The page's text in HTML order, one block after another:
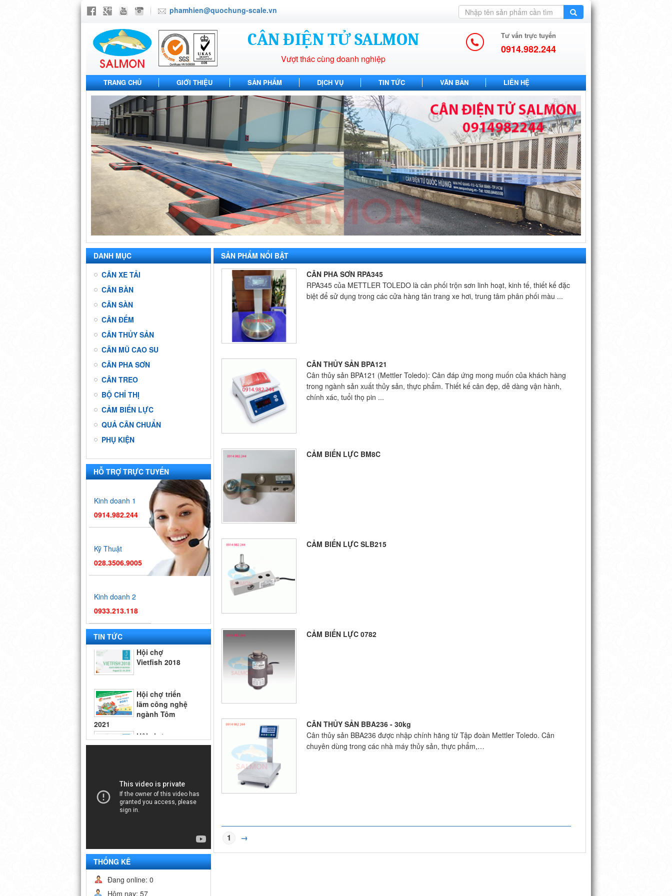
phamhien@quochung-scale.vn
CÂN ĐIỆN TỬ SALMON
Vượt thác cùng doanh nghiệp
Tư vấn trực tuyến
0914.982.244
TRANG CHỦ GIỚI THIỆU SẢN PHẨM DỊCH VỤ TIN TỨC VĂN BẢN LIÊN HỆ
DANH MỤC
CÂN XE TẢI
CÂN BÀN
CÂN SÀN
CÂN ĐẾM
CÂN THỦY SẢN
CÂN MŨ CAO SU
CÂN PHA SƠN
CÂN TREO
BỘ CHỈ THỊ
CẢM BIẾN LỰC
QUẢ CÂN CHUẨN
PHỤ KIỆN
HỖ TRỢ TRỰC TUYẾN
Kinh doanh 1
0914.982.244
Kỹ Thuật
028.3506.9005
Kinh doanh 2
0933.213.118
TIN TỨC
Hội chợ
Vietfish 2018
ngành Tôm
2021
Hội chợ
THỐNG KÊ
Đang online: 0
Hôm nay: 57
SẢN PHẨM NỔI BẬT
CÂN PHA SƠN RPA345
RPA345 của METTLER TOLEDO là cân phối trộn sơn linh hoạt, kinh tế, thiết kế đặc
biệt để sử dụng trong các cửa hàng tân trang xe hơi, trung tâm phân phối màu ...
CÂN THỦY SẢN BPA121
Cân thủy sản BPA121 (Mettler Toledo): Cân đáp ứng mong muốn của khách hàng
trong ngành sản xuất thủy sản, thực phẩm. Thiết kế cân đẹp, dễ dàng vận hành,
chính xác, tuổi thọ pin ...
CẢM BIẾN LỰC BM8C
CẢM BIẾN LỰC SLB215
CẢM BIẾN LỰC 0782
CÂN THỦY SẢN BBA236 - 30kg
Cân thủy sản BBA236 được nhập chính hãng từ Tập đoàn Mettler Toledo. Cân
chuyên dùng trong các nhà máy thủy sản, thực phẩm,…
1 →